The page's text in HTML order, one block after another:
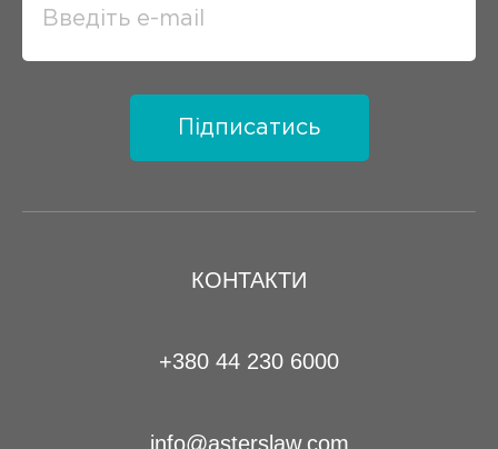
КОНТАКТИ
+380 44 230 6000
info@asterslaw.com
Підписатись